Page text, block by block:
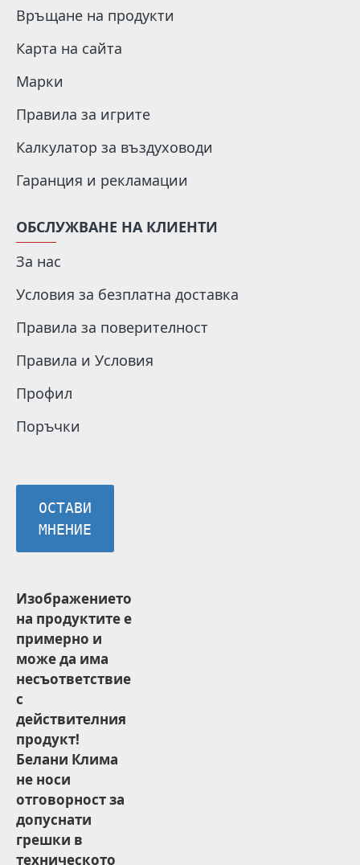
Връщане на продукти
Карта на сайта
Марки
Правила за игрите
Калкулатор за въздуховоди
Гаранция и рекламации
ОБСЛУЖВАНЕ НА КЛИЕНТИ
За нас
Условия за безплатна доставка
Правила за поверителност
Правила и Условия
Профил
Поръчки
ОСТАВИ
МНЕНИЕ
Изображението
на продуктите е
примерно и
може да има
несъответствие
с
действителния
продукт!
Белани Клима
не носи
отговорност за
допуснати
грешки в
техническото